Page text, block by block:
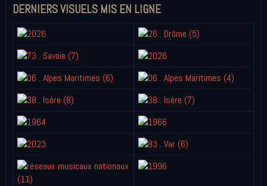
DERNIERS VISUELS MIS EN LIGNE